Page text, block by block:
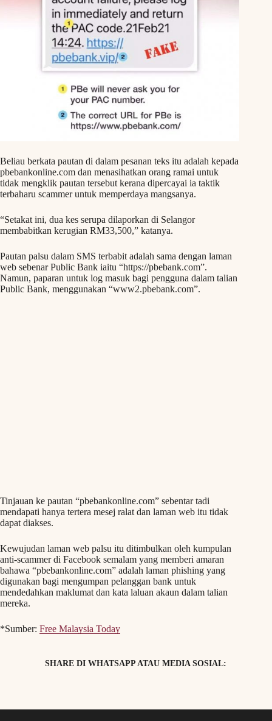
Beliau berkata pautan di dalam pesanan teks itu adalah kepada
pbebankonline.com dan menasihatkan orang ramai untuk
tidak mengklik pautan tersebut kerana dipercayai ia taktik
terbaharu scammer untuk memperdaya mangsanya.
“Setakat ini, dua kes serupa dilaporkan di Selangor
membabitkan kerugian RM33,500,” katanya.
Pautan palsu dalam SMS terbabit adalah sama dengan laman
web sebenar Public Bank iaitu “https://pbebank.com”.
Namun, paparan untuk log masuk bagi pengguna dalam talian
Public Bank, menggunakan “www2.pbebank.com”.
Tinjauan ke pautan “pbebankonline.com” sebentar tadi
mendapati hanya tertera mesej ralat dan laman web itu tidak
dapat diakses.
Kewujudan laman web palsu itu ditimbulkan oleh kumpulan
anti-scammer di Facebook semalam yang memberi amaran
bahawa “pbebankonline.com” adalah laman phishing yang
digunakan bagi mengumpan pelanggan bank untuk
mendedahkan maklumat dan kata laluan akaun dalam talian
mereka.
*Sumber: Free Malaysia Today
SHARE DI WHATSAPP ATAU MEDIA SOSIAL: